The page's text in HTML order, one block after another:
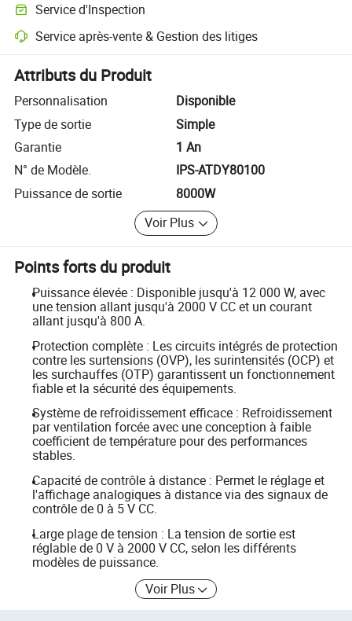
Service d'Inspection
Inspection préalable à l'expédition optionnelle pour des contrôles de
Service après-vente & Gestion des litiges
Résolution des litiges assistée par la plateforme, y compris les
Attributs du Produit
Personnalisation
Disponible
Type de sortie
Simple
Garantie
1 An
N° de Modèle.
IPS-ATDY80100
Puissance de sortie
8000W
Voir Plus
Points forts du produit
Puissance élevée : Disponible jusqu'à 12 000 W, avec
une tension allant jusqu'à 2000 V CC et un courant
allant jusqu'à 800 A.
Protection complète : Les circuits intégrés de protection
contre les surtensions (OVP), les surintensités (OCP) et
les surchauffes (OTP) garantissent un fonctionnement
fiable et la sécurité des équipements.
Système de refroidissement efficace : Refroidissement
par ventilation forcée avec une conception à faible
coefficient de température pour des performances
stables.
Capacité de contrôle à distance : Permet le réglage et
l'affichage analogiques à distance via des signaux de
contrôle de 0 à 5 V CC.
Large plage de tension : La tension de sortie est
réglable de 0 V à 2000 V CC, selon les différents
modèles de puissance.
Voir Plus